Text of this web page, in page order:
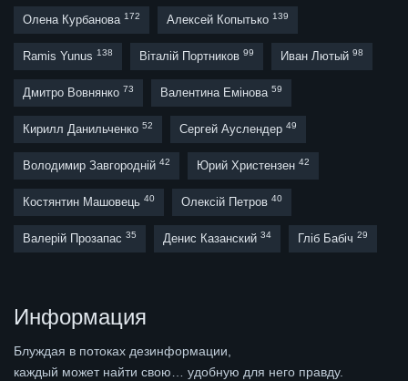
Олена Курбанова 172 Алексей Копытько 139
Ramis Yunus 138 Віталій Портников 99 Иван Лютый 98
Дмитро Вовнянко 73 Валентина Емінова 59
Кирилл Данильченко 52 Сергей Ауслендер 49
Володимир Завгородній 42 Юрий Христензен 42
Костянтин Машовець 40 Олексій Петров 40
Валерій Прозапас 35 Денис Казанский 34 Гліб Бабіч 29
Информация
Блуждая в потоках дезинформации,
каждый может найти свою… удобную для него правду.